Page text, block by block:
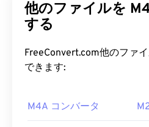
3GP ファイルを開
ばいいですか?
3GPを開くのに最適なアプ
Windowsなど、ほとんどの
Codec（ALAC）の いずれか
ルゴリズムを使用してオー
べてのオーディオファイル
ファイルと最も多くの類似
M4A ファイルを開
他のファイルを
する
FreeConvert.com他のファ
できます:
M4A コンバータ